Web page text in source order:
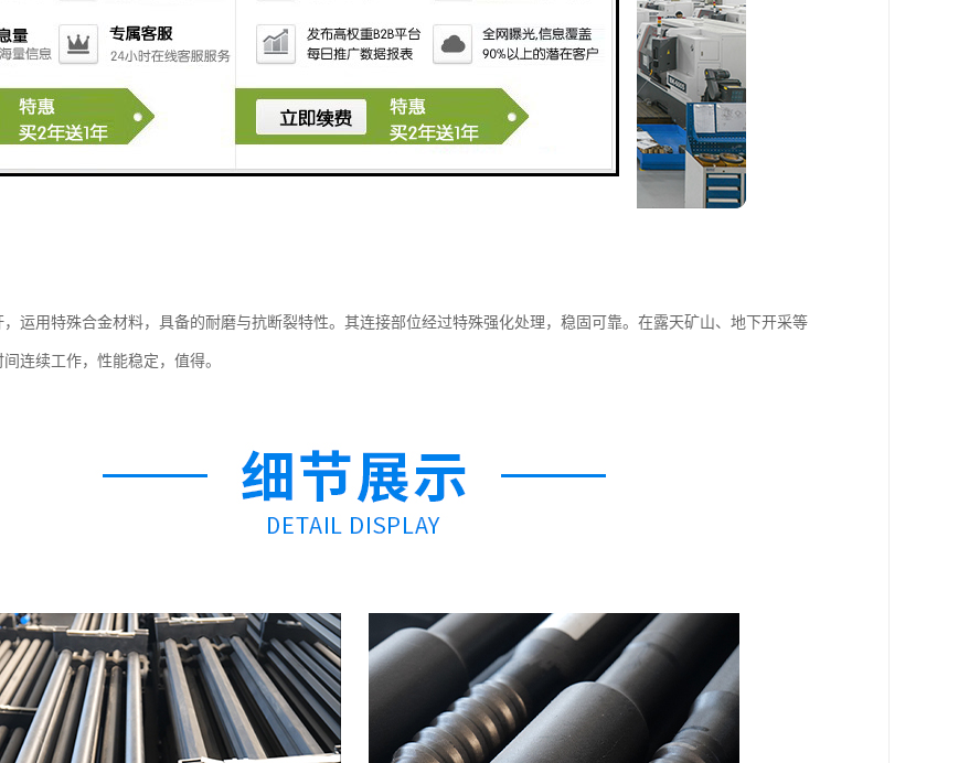
运用特殊合金材料，具备的耐磨与抗断裂特性。其连接部位经过特殊强化处理，稳固可靠。在露天矿山、地下开采等
连续工作，性能稳定，值得。​